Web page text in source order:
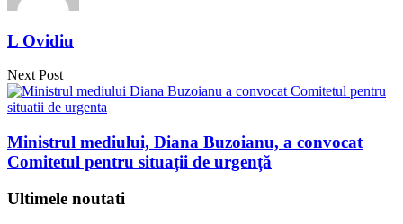
L Ovidiu
Next Post
Ministrul mediului, Diana Buzoianu, a convocat
Comitetul pentru situații de urgență
Ultimele noutati